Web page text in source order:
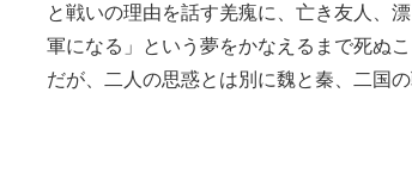
と戦いの理由を話す羌瘣に、亡き友人、
軍になる」という夢をかなえるまで死ぬ
だが、二人の思惑とは別に魏と秦、二国